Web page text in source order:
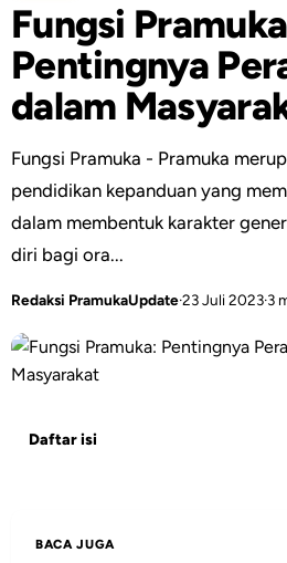
Fungsi
Pentingnya
dalam
Fungsi Pramuka - Pramuka
pendidikan kepanduan yang
dalam membentuk karakter
diri bagi ora...
Redaksi PramukaUpdate·23 Juli 2023·3
Daftar isi
BACA JUGA